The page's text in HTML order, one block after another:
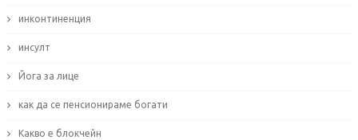
инконтиненция
инсулт
Йога за лице
как да се пенсионираме богати
Какво е блокчейн